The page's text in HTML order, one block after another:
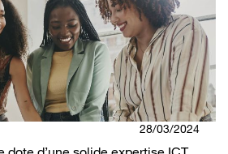
28/03/2024